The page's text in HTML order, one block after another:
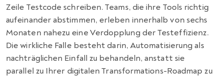
Zeile Testcode schreiben. Teams, die ihre Tools richtig
aufeinander abstimmen, erleben innerhalb von sechs
Monaten nahezu eine Verdopplung der Testeffizienz.
Die wirkliche Falle besteht darin, Automatisierung als
nachträglichen Einfall zu behandeln, anstatt sie
parallel zu Ihrer digitalen Transformations-Roadmap zu